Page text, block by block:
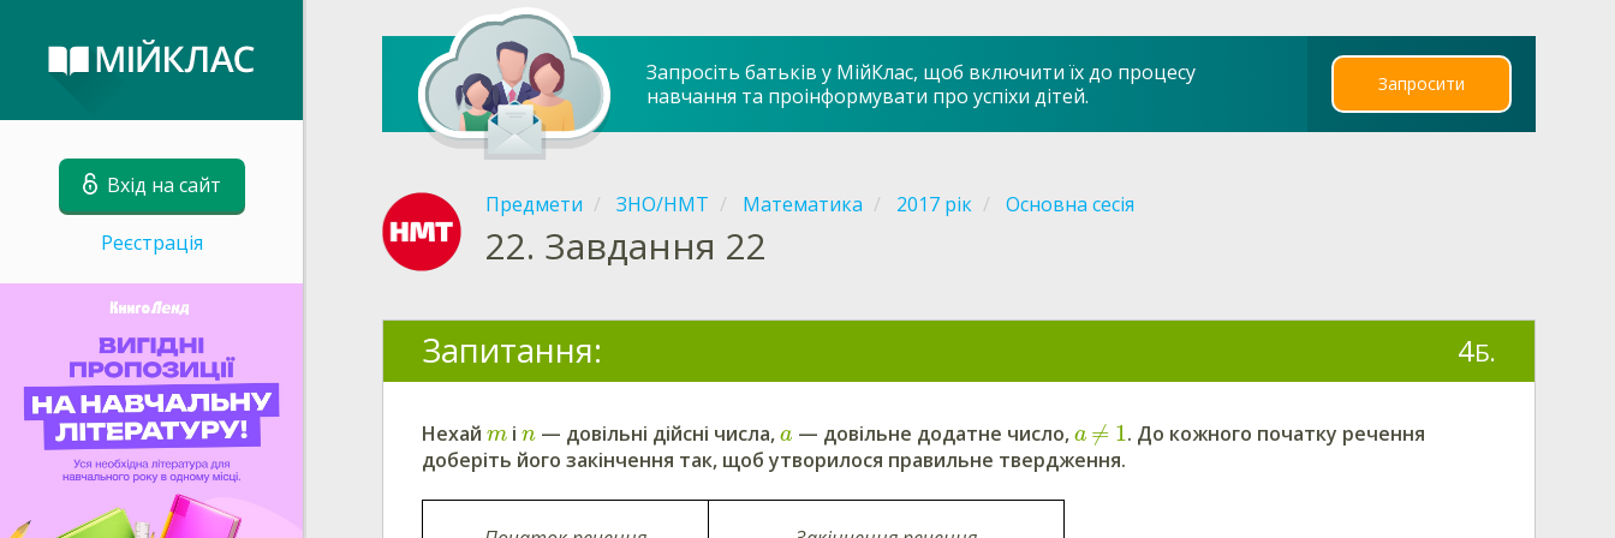
Вхід на сайт
Реєстрація
Запросіть батьків у МійКлас, щоб включити їх до процесу
навчання та проінформувати про успіхи дітей.
Запросити
Предмети ЗНО/НМТ Математика 2017 рік Основна сесія
22. Завдання 22
Запитання: 4Б.
Нехай mi n — довільні дійсні числа,a — довільне додатне число, a ≠ 1 . До кожного початку речення
доберіть його закінчення так, щоб утворилося правильне твердження.